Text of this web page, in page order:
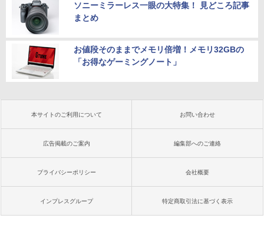
ソニーミラーレス一眼の大特集！ 見どころ記事
まとめ
お値段そのままでメモリ倍増！メモリ32GBの
「お得なゲーミングノート」
本サイトのご利用について お問い合わせ
広告掲載のご案内 編集部へのご連絡
プライバシーポリシー 会社概要
インプレスグループ 特定商取引法に基づく表示